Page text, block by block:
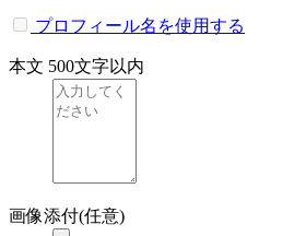
プロフィール名を使用する
本文 500文字以内
画像添付(任意)